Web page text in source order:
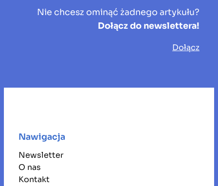
Nie chcesz ominąć żadnego artykułu?
Dołącz do newslettera!
Dołącz
Nawigacja
Newsletter
O nas
Kontakt